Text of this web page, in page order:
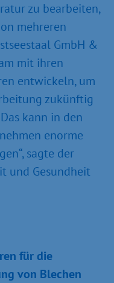
zu bearbeiten,
mehreren
GmbH &
mit ihren
entwickeln, um
zukünftig
kann in den
enorme
sagte der
und Gesundheit
für die
von Blechen